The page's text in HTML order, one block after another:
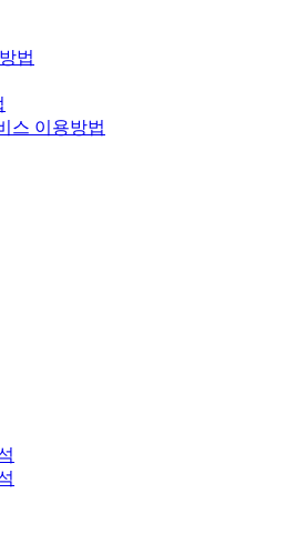
법
스 이용방법